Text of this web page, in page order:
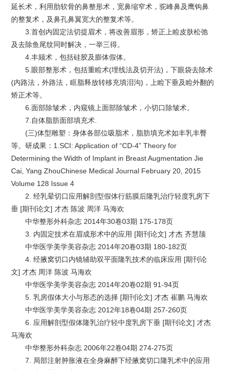
延长术，利用肋软骨的鼻整形术，宽鼻缩窄术，驼峰鼻及鹰钩鼻
的整复术，及鼻孔鼻翼宽大的整复术等。
3.首创内固定法切提眉术，将改善眉形，矫正上睑皮肤松弛
及去除鱼尾纹同时解决，一举三得。
4.丰颏术，包括硅胶及膨体假体。
5.眼部整形术，包括重睑术(埋线法及切开法)，下眼袋去除术
(内路法，外路法，眶脂释放转移充填泪沟)，上睑下垂及睑外翻的
矫正术等。
6.面部除皱术，内窥镜上面部除皱术，小切口除皱术。
7.自体脂肪面部填充术.
(三)体型雕塑：身体各部位吸脂术，脂肪填充术如丰乳丰臀
等。研成果：1.SCI: Application of “CD-4” Theory for
Determining the Width of Implant in Breast Augmentation Jie
Cai, Yang ZhouChinese Medical Journal February 20, 2015
Volume 128 Issue 4
2. 经乳晕切口应用解剖型假体行筋膜后隆乳治疗轻度乳房下
垂 [期刊论文] 才杰 陈波 周洋 马海欢
中华整形外科杂志 2014年30卷03期 175-178页
3. 内固定技术在眉成形术中的应用 [期刊论文] 才杰 齐慧颉
中华医学美学美容杂志 2014年20卷03期 180-182页
4. 经腋窝切口内镜辅助双平面隆乳技术的临床应用 [期刊论
文] 才杰 周洋 陈波 马海欢
中华医学美学美容杂志 2014年20卷02期 91-94页
5. 乳房假体大小与形态的选择 [期刊论文] 才杰 崔鹏 马海欢
中华医学美学美容杂志 2012年18卷04期 257-260页
6. 应用解剖型假体隆乳治疗轻中度乳房下垂 [期刊论文] 才杰
马海欢
中华整形外科杂志 2006年22卷04期 274-275页
7. 局部注射肿胀液在全身麻醉下经腋窝切口隆乳术中的应用